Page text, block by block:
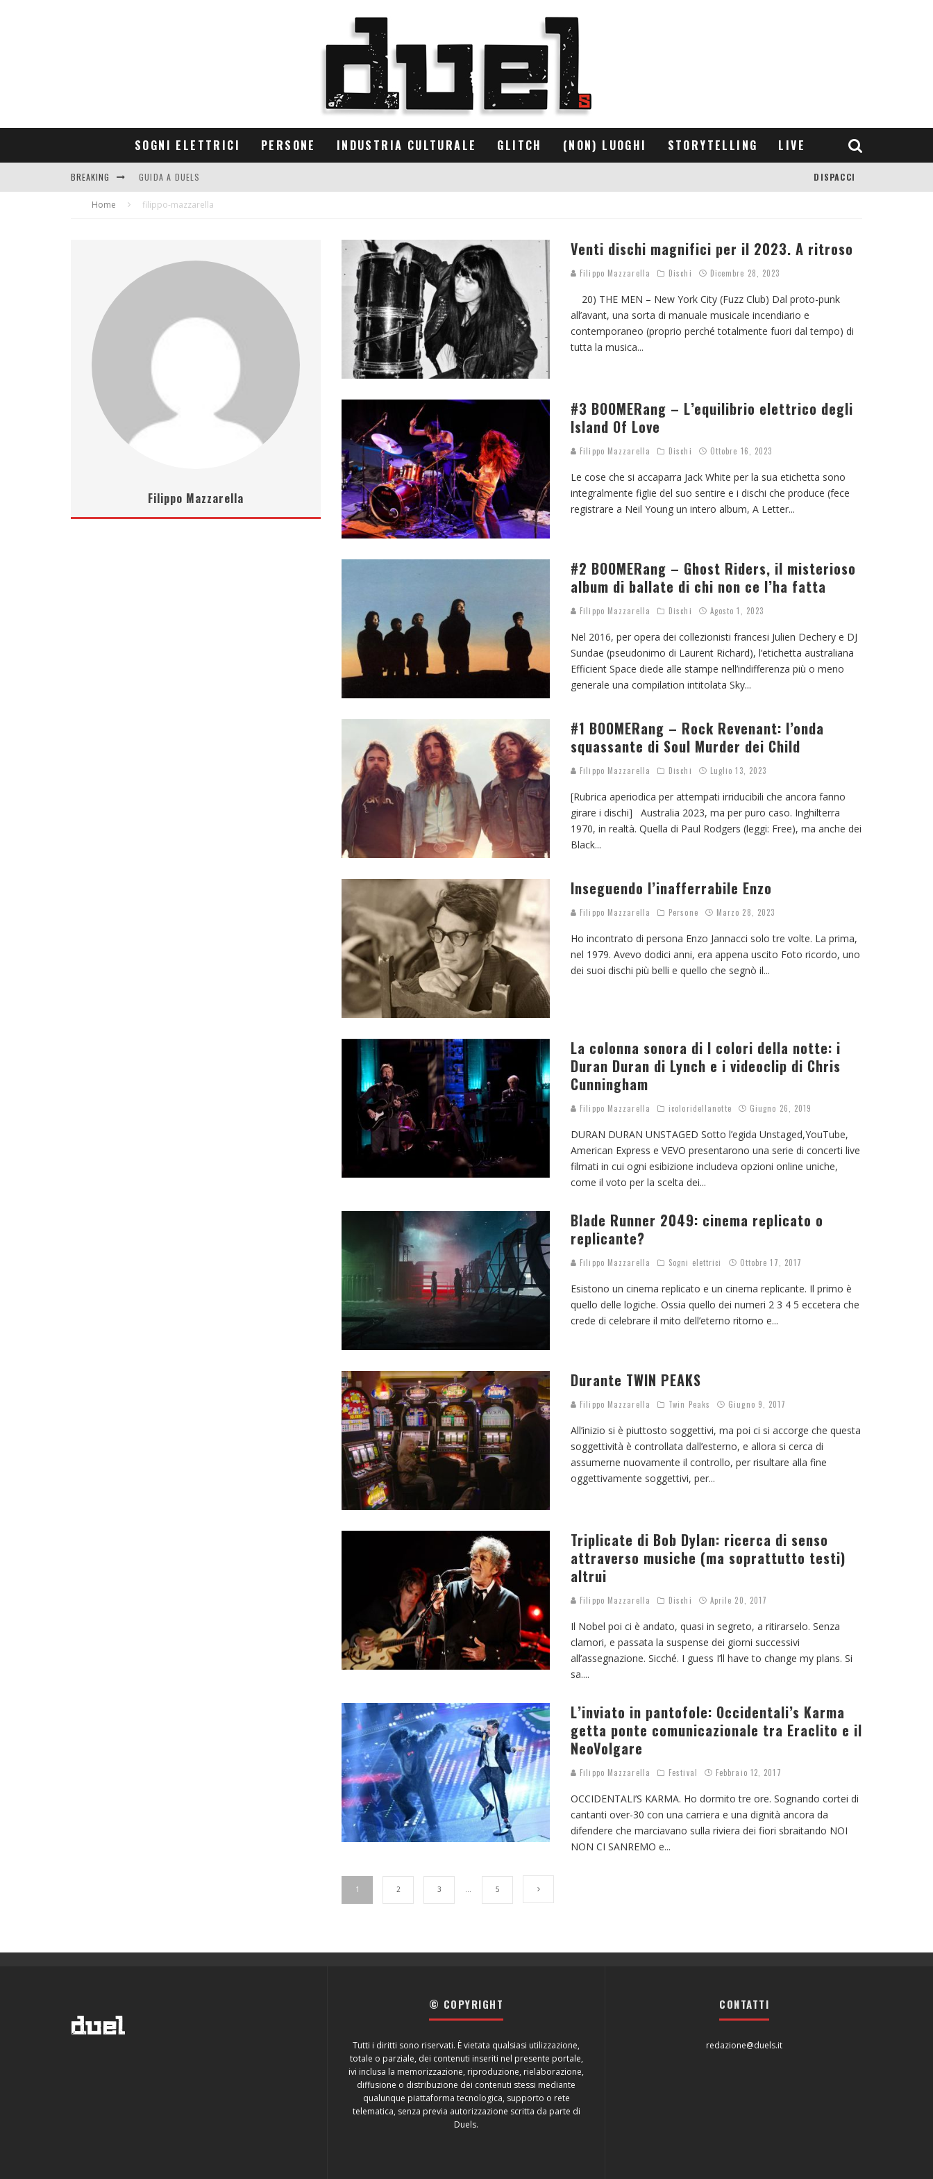
SOGNI ELETTRICI PERSONE INDUSTRIA CULTURALE GLITCH (NON) LUOGHI STORYTELLING LIVE
BREAKING GUIDA A DUELS
CONTRIBUTORS
DISPACCI
Home filippo-mazzarella
Filippo Mazzarella
Venti dischi magnifici per il 2023. A ritroso
Filippo Mazzarella Dischi Dicembre 28, 2023
20) THE MEN – New York City (Fuzz Club) Dal proto-punk
all’avant, una sorta di manuale musicale incendiario e
contemporaneo (proprio perché totalmente fuori dal tempo) di
tutta la musica...
#3 BOOMERang – L’equilibrio elettrico degli
Island Of Love
Filippo Mazzarella Dischi Ottobre 16, 2023
Le cose che si accaparra Jack White per la sua etichetta sono
integralmente figlie del suo sentire e i dischi che produce (fece
registrare a Neil Young un intero album, A Letter...
#2 BOOMERang – Ghost Riders, il misterioso
album di ballate di chi non ce l’ha fatta
Filippo Mazzarella Dischi Agosto 1, 2023
Nel 2016, per opera dei collezionisti francesi Julien Dechery e DJ
Sundae (pseudonimo di Laurent Richard), l’etichetta australiana
Efficient Space diede alle stampe nell’indifferenza più o meno
generale una compilation intitolata Sky...
#1 BOOMERang – Rock Revenant: l’onda
squassante di Soul Murder dei Child
Filippo Mazzarella Dischi Luglio 13, 2023
[Rubrica aperiodica per attempati irriducibili che ancora fanno
girare i dischi] Australia 2023, ma per puro caso. Inghilterra
1970, in realtà. Quella di Paul Rodgers (leggi: Free), ma anche dei
Black...
Inseguendo l’inafferrabile Enzo
Filippo Mazzarella Persone Marzo 28, 2023
Ho incontrato di persona Enzo Jannacci solo tre volte. La prima,
nel 1979. Avevo dodici anni, era appena uscito Foto ricordo, uno
dei suoi dischi più belli e quello che segnò il...
La colonna sonora di I colori della notte: i
Duran Duran di Lynch e i videoclip di Chris
Cunningham
Filippo Mazzarella icoloridellanotte Giugno 26, 2019
DURAN DURAN UNSTAGED Sotto l’egida Unstaged,YouTube,
American Express e VEVO presentarono una serie di concerti live
filmati in cui ogni esibizione includeva opzioni online uniche,
come il voto per la scelta dei...
Blade Runner 2049: cinema replicato o
replicante?
Filippo Mazzarella Sogni elettrici Ottobre 17, 2017
Esistono un cinema replicato e un cinema replicante. Il primo è
quello delle logiche. Ossia quello dei numeri 2 3 4 5 eccetera che
crede di celebrare il mito dell’eterno ritorno e...
Durante TWIN PEAKS
Filippo Mazzarella Twin Peaks Giugno 9, 2017
All’inizio si è piuttosto soggettivi, ma poi ci si accorge che questa
soggettività è controllata dall’esterno, e allora si cerca di
assumerne nuovamente il controllo, per risultare alla fine
oggettivamente soggettivi, per...
Triplicate di Bob Dylan: ricerca di senso
attraverso musiche (ma soprattutto testi)
altrui
Filippo Mazzarella Dischi Aprile 20, 2017
Il Nobel poi ci è andato, quasi in segreto, a ritirarselo. Senza
clamori, e passata la suspense dei giorni successivi
all’assegnazione. Sicché. I guess I’ll have to change my plans. Si
sa....
L’inviato in pantofole: Occidentali’s Karma
getta ponte comunicazionale tra Eraclito e il
NeoVolgare
Filippo Mazzarella Festival Febbraio 12, 2017
OCCIDENTALI’S KARMA. Ho dormito tre ore. Sognando cortei di
cantanti over-30 con una carriera e una dignità ancora da
difendere che marciavano sulla riviera dei fiori sbraitando NOI
NON CI SANREMO e...
1 2 3 … 5
© COPYRIGHT
Tutti i diritti sono riservati. È vietata qualsiasi utilizzazione,
totale o parziale, dei contenuti inseriti nel presente portale,
ivi inclusa la memorizzazione, riproduzione, rielaborazione,
diffusione o distribuzione dei contenuti stessi mediante
qualunque piattaforma tecnologica, supporto o rete
telematica, senza previa autorizzazione scritta da parte di
Duels.
CONTATTI
redazione@duels.it